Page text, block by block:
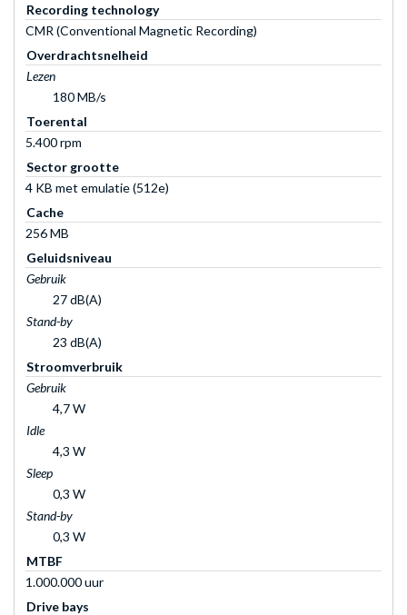
Recording technology
CMR (Conventional Magnetic Recording)
Overdrachtsnelheid
Lezen
180 MB/s
Toerental
5.400 rpm
Sector grootte
4 KB met emulatie (512e)
Cache
256 MB
Geluidsniveau
Gebruik
27 dB(A)
Stand-by
23 dB(A)
Stroomverbruik
Gebruik
4,7 W
Idle
4,3 W
Sleep
0,3 W
Stand-by
0,3 W
MTBF
1.000.000 uur
Drive bays